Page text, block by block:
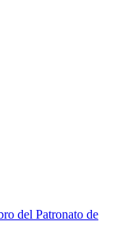
del Patronato de